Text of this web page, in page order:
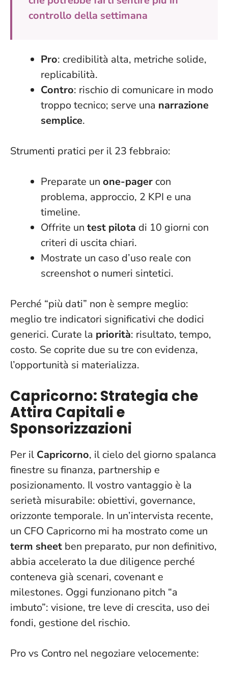
controllo della settimana
Pro: credibilità alta, metriche solide,
replicabilità.
Contro: rischio di comunicare in modo
troppo tecnico; serve una narrazione
semplice.
Strumenti pratici per il 23 febbraio:
Preparate un one-pager con
problema, approccio, 2 KPI e una
timeline.
Offrite un test pilota di 10 giorni con
criteri di uscita chiari.
Mostrate un caso d’uso reale con
screenshot o numeri sintetici.
Perché “più dati” non è sempre meglio:
meglio tre indicatori significativi che dodici
generici. Curate la priorità: risultato, tempo,
costo. Se coprite due su tre con evidenza,
l’opportunità si materializza.
Capricorno: Strategia che
Attira Capitali e
Sponsorizzazioni
Per il Capricorno, il cielo del giorno spalanca
finestre su finanza, partnership e
posizionamento. Il vostro vantaggio è la
serietà misurabile: obiettivi, governance,
orizzonte temporale. In un’intervista recente,
un CFO Capricorno mi ha mostrato come un
term sheet ben preparato, pur non definitivo,
abbia accelerato la due diligence perché
conteneva già scenari, covenant e
milestones. Oggi funzionano pitch “a
imbuto”: visione, tre leve di crescita, uso dei
fondi, gestione del rischio.
Pro vs Contro nel negoziare velocemente: